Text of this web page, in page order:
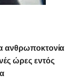
ανθρωποκτονία
ώρες εντός